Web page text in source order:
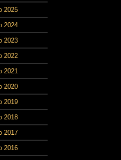
2025
2024
2023
2022
2021
2020
2019
2018
2017
2016